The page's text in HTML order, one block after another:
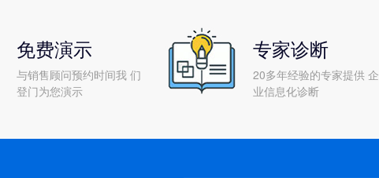
免费演示
与销售顾问预约时间我 们
登门为您演示
专家诊断
20多年经验的专家提供 企
业信息化诊断